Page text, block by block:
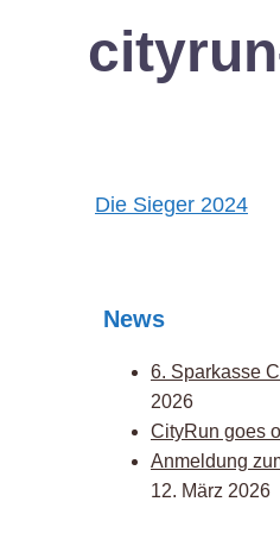
Post
Die Sieger 2024
News
6. Sparkasse
2026
CityRun goes
Anmeldung
12. März 2026